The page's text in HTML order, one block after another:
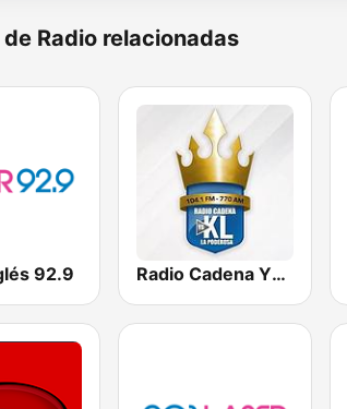
Radio relacionadas
92.9 Radio Cadena YSKL La Poderosa